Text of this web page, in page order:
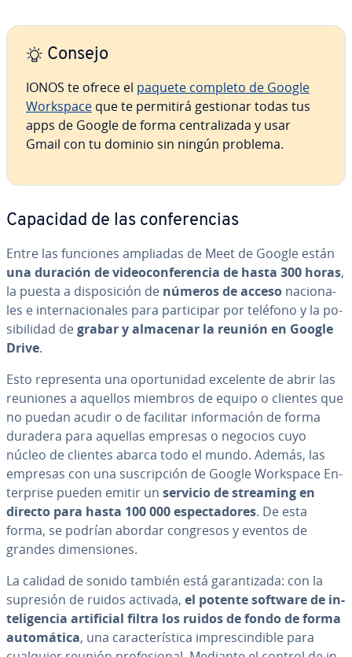
Consejo
IONOS te ofrece el paquete completo de Google
Workspace que te permitirá gestionar todas tus
apps de Google de forma ce­n­tra­li­za­da y usar
Gmail con tu dominio sin ningún problema.
Capacidad de las co­n­fe­re­n­cias
Entre las funciones ampliadas de Meet de Google están
una duración de vi­deo­co­n­fe­re­n­cia de hasta 300 horas,
la puesta a di­s­po­si­ción de números de acceso na­cio­na­
les e in­te­r­na­cio­na­les para pa­r­ti­ci­par por teléfono y la po­
si­bi­li­dad degrabar y almacenar la reunión en Google
Drive.
Esto re­pre­se­n­ta una opo­r­tu­ni­dad excelente de abrir las
reuniones a aquellos miembros de equipo o clientes que
no puedan acudir o de facilitar in­fo­r­ma­ción de forma
duradera para aquellas empresas o negocios cuyo
núcleo de clientes abarca todo el mundo. Además, las
empresas con una su­s­cri­p­ción de Google Workspace En­
te­r­pri­se pueden emitir un servicio de streaming en
directo para hasta 100 000 es­pe­c­ta­do­res. De esta
forma, se podrían abordar congresos y eventos de
grandes di­me­n­sio­nes.
La calidad de sonido también está ga­ra­n­ti­za­da: con la
supresión de ruidos activada, el potente software de in­
te­li­ge­n­cia ar­ti­fi­cial filtra los ruidos de fondo de forma
au­to­má­ti­ca, una ca­ra­c­te­rí­s­ti­ca im­pre­s­ci­n­di­ble para